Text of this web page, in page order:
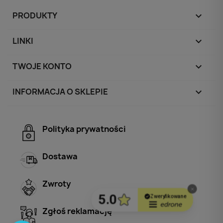
PRODUKTY 
LINKI 
TWOJE KONTO 
INFORMACJA O SKLEPIE keyboard_arrow_down
Polityka prywatności
Dostawa
Zwroty
Zgłoś reklamację